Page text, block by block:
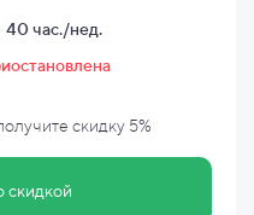
40 час./нед.
скидку 5%
скидкой